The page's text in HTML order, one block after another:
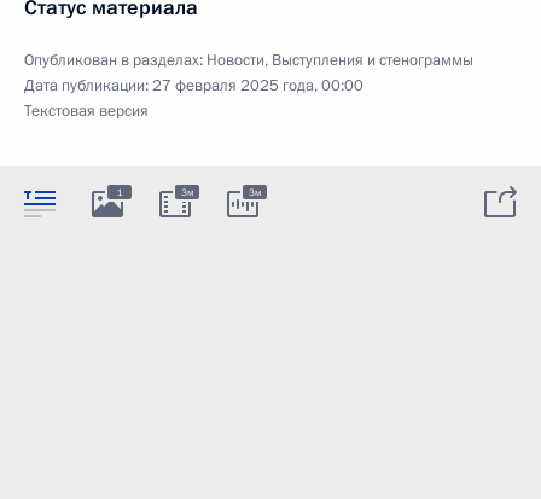
Статус материала
Опубликован в разделах: Новости, Выступления и стенограммы
Дата публикации:27 февраля 2025 года, 00:00
Текстовая версия
1 3м 3м